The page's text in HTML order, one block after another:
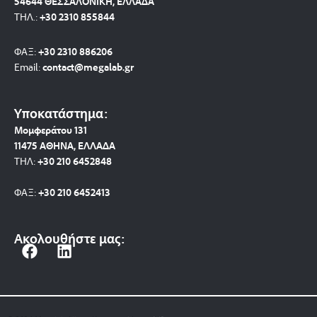
ΤΗΛ.:+30 2310 855844
ΦΑΞ:+30 2310 886206
Email:contact@megalab.gr
Υποκατάστημα:
Μομφεράτου 131
11475 ΑΘΗΝΑ, ΕΛΛΑΔΑ
ΤΗΛ:+30 210 6452848
ΦΑΞ:+30 210 6452413
Ακολουθήστε μας:
F
e
L
k